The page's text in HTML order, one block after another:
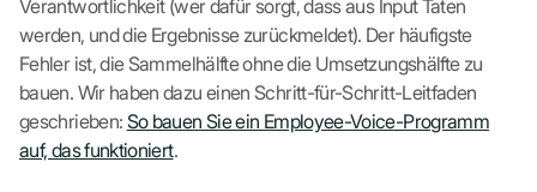
Verantwortlichkeit (wer dafür sorgt, dass aus Input Taten
werden, und die Ergebnisse zurückmeldet). Der häufigste
Fehler ist, die Sammelhälfte ohne die Umsetzungshälfte zu
bauen. Wir haben dazu einen Schritt-für-Schritt-Leitfaden
geschrieben: So bauen Sie ein Employee-Voice-Programm
auf, das funktioniert.